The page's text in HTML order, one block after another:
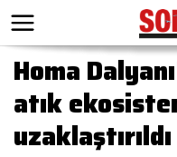
Homa
atık
uzaklaştırıldı